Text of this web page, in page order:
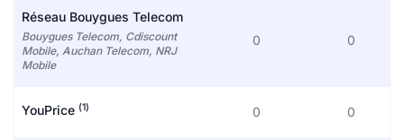
Réseau Bouygues Telecom
Bouygues Telecom, Cdiscount
Mobile, Auchan Telecom, NRJ
Mobile
0 0
YouPrice (1) 0 0